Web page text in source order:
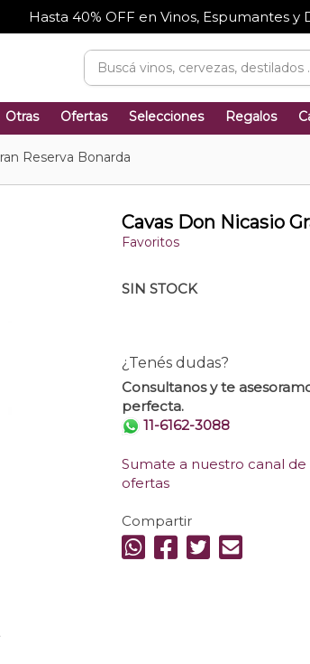
Hasta 40% OFF en Vinos, Espumantes y
Otras Ofertas Selecciones Regalos
Reserva Bonarda
Cavas Don Nicasio
Favoritos
SIN STOCK
¿Tenés dudas?
Consultanos y te
perfecta.
11-6162-3088
Sumate a nuestro canal
ofertas
Compartir